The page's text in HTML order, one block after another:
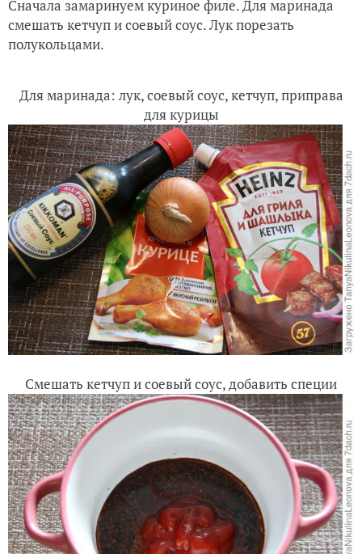
Сначала замаринуем куриное филе. Для маринада
смешать кетчуп и соевый соус. Лук порезать
полукольцами.
Для маринада: лук, соевый соус, кетчуп, приправа
для курицы
Смешать кетчуп и соевый соус, добавить специи